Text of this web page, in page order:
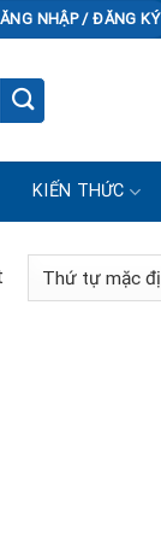
NHẬP / ĐĂNG KÝ
KIẾN THỨC